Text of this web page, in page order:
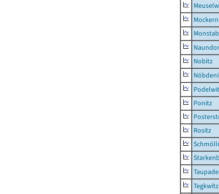
Mockern
Monstab
Nobitz
Ponitz
Rositz
Tegkwitz